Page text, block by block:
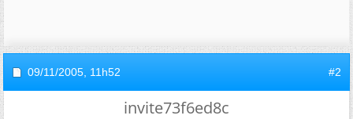
09/11/2005, 11h52 #2
invite73f6ed8c